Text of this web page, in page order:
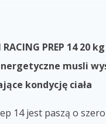
RACING PREP 14 20 kg
musli
kondycję ciała
14 jest paszą o